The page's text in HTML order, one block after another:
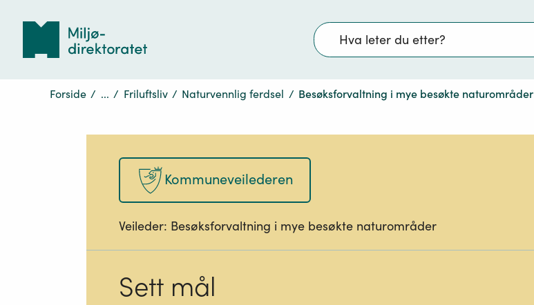
Søk
Forside / ... / Friluftsliv / Naturvennlig ferdsel / Besøksforvaltning i mye besøkte naturområder
Kommuneveilederen
Veileder: Besøksforvaltning i mye besøkte naturområder
Sett mål